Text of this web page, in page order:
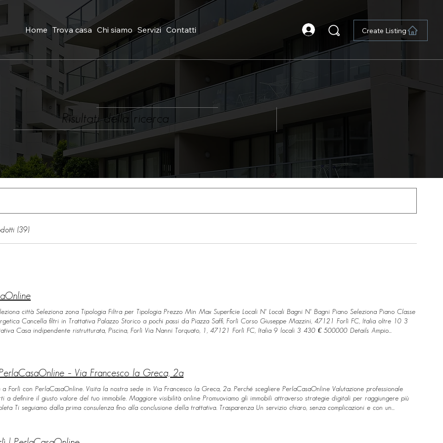
Home Trova casa Chi siamo Servizi Contatti Create Listing
Risultati della ricerca
(39)
città Seleziona zona Tipologia Filtra per Tipologia Prezzo Min Max Superficie Locali N° Locali Bagni N° Bagni Piano Seleziona Piano Classe
Cancella filtri in Trattativa Palazzo Storico a pochi passi da Piazza Saffi, Forlì Corso Giuseppe Mazzini, 47121 Forlì FC, Italia oltre 10 3
Casa indipendente ristrutturata, Piscina, Forlì Via Nanni Torquato, 1, 47121 Forlì FC, Italia 9 locali 3 430 € 500000 Details Ampio
Casa Indipendente con Garage Corte e Terrazzo – Forlì P.le Guido da Montefeltro, 13, 47121 Forlì FC, Italia 7 locali 1 159.4 €
Matrimoniali, 2 Bagni e Terrazzi Loggiati Via Veclezio, 36, 47121 Forlì FC, Italia 3 locali 2 133.58 € 500000 Details Bilocale Nuovo con
A4 Via Veclezio, 36, 47121 Forlì FC, Italia 2 locali 1 91 € 500000 Details First Prev 1 Pagina 1 Next Last
– Via Francesco la Greca, 2a
Forlì con PerlaCasaOnline. Visita la nostra sede in Via Francesco la Greca, 2a. Perché scegliere PerlaCasaOnline Valutazione professionale
a definire il giusto valore del tuo immobile. Maggiore visibilità online Promuoviamo gli immobili attraverso strategie digitali per raggiungere più
Ti seguiamo dalla prima consulenza fino alla conclusione della trattativa. Trasparenza Un servizio chiaro, senza complicazioni e con un